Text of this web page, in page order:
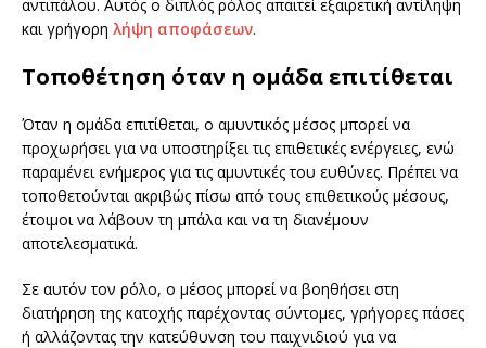
αντιπάλου. Αυτός ο διπλός ρόλος απαιτεί εξαιρετική αντίληψη
και γρήγορη λήψη αποφάσεων.
Τοποθέτηση όταν η ομάδα επιτίθεται
Όταν η ομάδα επιτίθεται, ο αμυντικός μέσος μπορεί να
προχωρήσει για να υποστηρίξει τις επιθετικές ενέργειες, ενώ
παραμένει ενήμερος για τις αμυντικές του ευθύνες. Πρέπει να
τοποθετούνται ακριβώς πίσω από τους επιθετικούς μέσους,
έτοιμοι να λάβουν τη μπάλα και να τη διανέμουν
αποτελεσματικά.
Σε αυτόν τον ρόλο, ο μέσος μπορεί να βοηθήσει στη
διατήρηση της κατοχής παρέχοντας σύντομες, γρήγορες πάσες
ή αλλάζοντας την κατεύθυνση του παιχνιδιού για να